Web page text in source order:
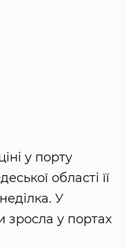
у порту
області її
У
зросла у портах